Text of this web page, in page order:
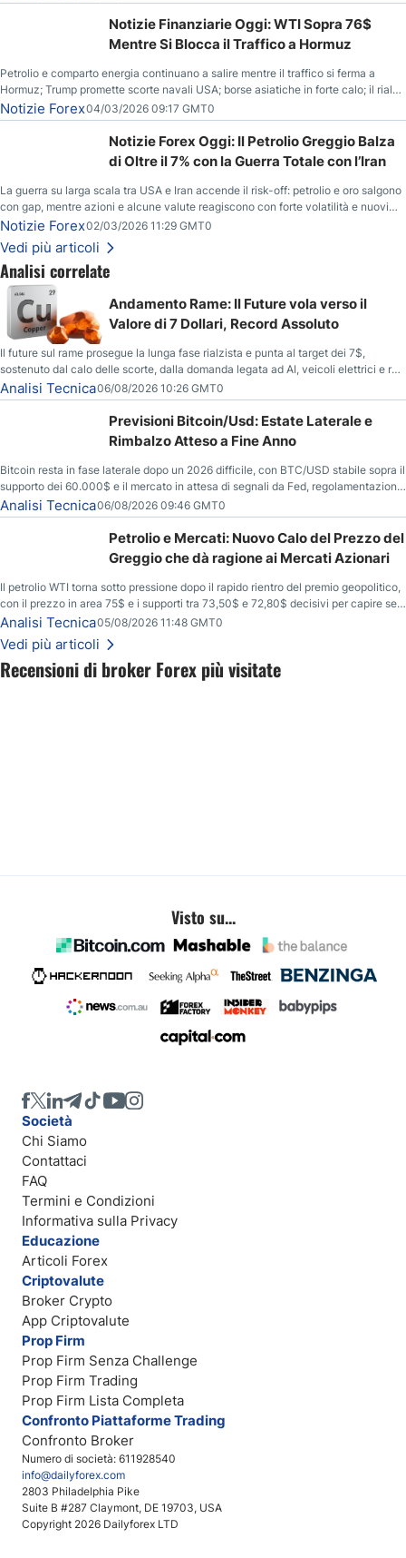
Recensioni di broker Forex più visitate
Notizie Finanziarie Oggi: WTI Sopra 76$
Mentre Si Blocca il Traffico a Hormuz
Petrolio e comparto energia continuano a salire mentre il traffico si ferma a
Hormuz; Trump promette scorte navali USA; borse asiatiche in forte calo; il rialzo
del gas naturale mette pressione all’euro.
Notizie Forex04/03/2026 09:17 GMT0
Notizie Forex Oggi: Il Petrolio Greggio Balza
di Oltre il 7% con la Guerra Totale con l’Iran
La guerra su larga scala tra USA e Iran accende il risk-off: petrolio e oro salgono
con gap, mentre azioni e alcune valute reagiscono con forte volatilità e nuovi
livelli da monitorare.
Notizie Forex02/03/2026 11:29 GMT0
Vedi più articoli
Analisi correlate
Andamento Rame: Il Future vola verso il
Valore di 7 Dollari, Record Assoluto
Il future sul rame prosegue la lunga fase rialzista e punta al target dei 7$,
sostenuto dal calo delle scorte, dalla domanda legata ad AI, veicoli elettrici e reti
energetiche, e dai timori di deficit produttivo dal 2028.
Analisi Tecnica06/08/2026 10:26 GMT0
Previsioni Bitcoin/Usd: Estate Laterale e
Rimbalzo Atteso a Fine Anno
Bitcoin resta in fase laterale dopo un 2026 difficile, con BTC/USD stabile sopra il
supporto dei 60.000$ e il mercato in attesa di segnali da Fed, regolamentazione
USA ed elezioni di medio termine.
Analisi Tecnica06/08/2026 09:46 GMT0
Petrolio e Mercati: Nuovo Calo del Prezzo del
Greggio che dà ragione ai Mercati Azionari
Il petrolio WTI torna sotto pressione dopo il rapido rientro del premio geopolitico,
con il prezzo in area 75$ e i supporti tra 73,50$ e 72,80$ decisivi per capire se il
ribasso potrà estendersi verso quota 70$.
Analisi Tecnica05/08/2026 11:48 GMT0
Vedi più articoli
Visto su...
Numero di società: 611928540
info@dailyforex.com
2803 Philadelphia Pike
Suite B #287 Claymont, DE 19703, USA
Copyright 2026 Dailyforex LTD
Società
Chi Siamo
Contattaci
FAQ
Termini e Condizioni
Informativa sulla Privacy
Educazione
Articoli Forex
Criptovalute
Broker Crypto
App Criptovalute
Prop Firm
Prop Firm Senza Challenge
Prop Firm Trading
Prop Firm Lista Completa
Confronto Piattaforme Trading
Confronto Broker